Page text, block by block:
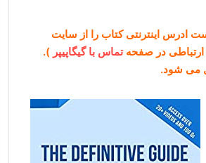
ادرس اینترنتی کتاب را از سایت
تماس با گیگاپیپر ).
می شود.